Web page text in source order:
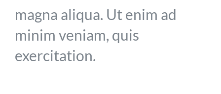
magna aliqua. Ut enim ad
minim veniam, quis
exercitation.